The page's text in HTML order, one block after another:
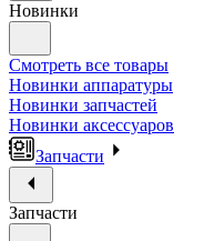
Новинки
Смотреть все товары
Новинки аппаратуры
Новинки запчастей
Новинки аксессуаров
Запчасти
Запчасти